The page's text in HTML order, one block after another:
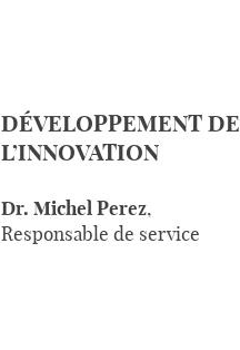
DÉVELOPPEMENT DE
L’INNOVATION
Dr. Michel Perez,
Responsable de service